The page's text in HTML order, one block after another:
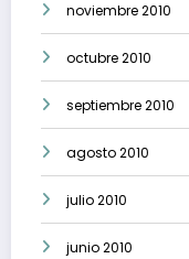
noviembre 2010
octubre 2010
septiembre 2010
agosto 2010
julio 2010
junio 2010